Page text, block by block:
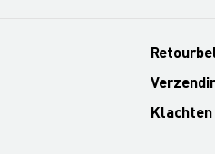
Klachten